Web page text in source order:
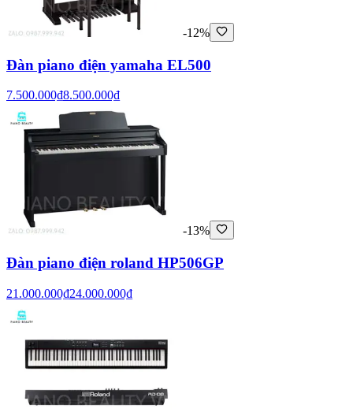
-12%
Đàn piano điện yamaha EL500
7.500.000₫8.500.000₫
-13%
Đàn piano điện roland HP506GP
21.000.000₫24.000.000₫